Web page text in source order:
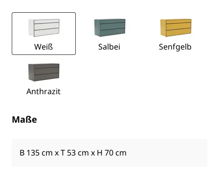
Weiß Salbei Senfgelb
Anthrazit
Maße
B 135 cm x T 53 cm x H 70 cm